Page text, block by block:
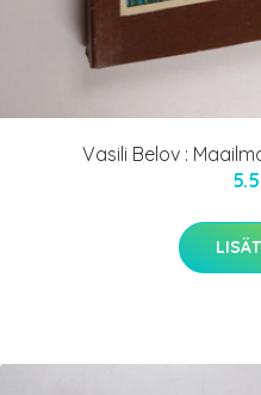
Vasili Belov :